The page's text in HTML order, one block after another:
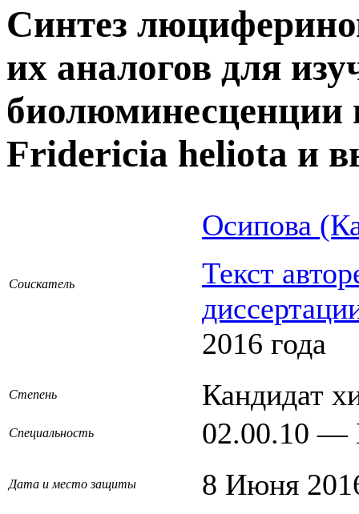
Синтез
их аналогов для
биолюминесценции
Fridericia heliota и
Соискатель
Осипова
Текст
2016 года
Степень Кандидат
Специальность 02.00.10 —
Дата и место защиты 8 Июня